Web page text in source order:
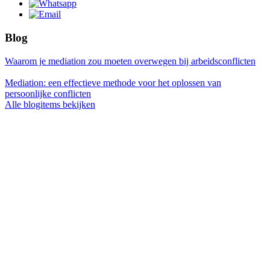
Blog
Waarom je mediation zou moeten overwegen bij arbeidsconflicten
Mediation: een effectieve methode voor het oplossen van
persoonlijke conflicten
Alle blogitems bekijken